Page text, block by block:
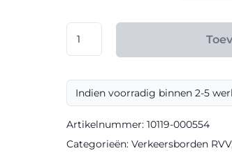
€
model
klasse
Sign
aantal
Indien voorradig binnen 2-5
Artikelnummer: 10119-000554
Categorieën: Verkeersborden RVV